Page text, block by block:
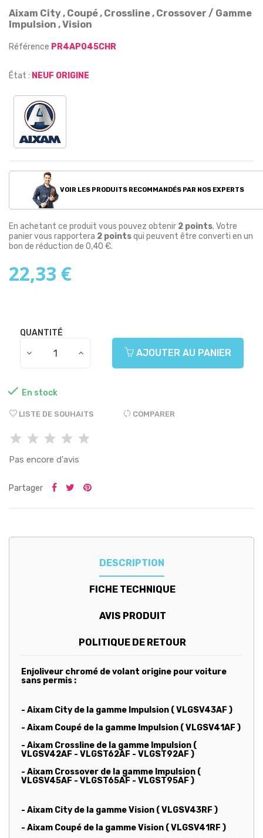
Aixam City , Coupé , Crossline , Crossover / Gamme
Impulsion , Vision
Référence PR4AP045CHR
État : NEUF ORIGINE
VOIR LES PRODUITS RECOMMANDÉS PAR NOS EXPERTS
En achetant ce produit vous pouvez obtenir 2 points. Votre
panier vous rapportera 2 pointsqui peuvent être converti en un
bon de réduction de 0,40 €.
22,33 €
QUANTITÉ
AJOUTER AU PANIER
 En stock
LISTE DE SOUHAITS COMPARER
Pas encore d'avis
Partager
DESCRIPTION
FICHE TECHNIQUE
AVIS PRODUIT
POLITIQUE DE RETOUR
Enjoliveur chromé de volant origine pour voiture
sans permis :
- Aixam City de la gamme Impulsion ( VLGSV43AF )
- Aixam Coupé de la gamme Impulsion ( VLGSV41AF )
- Aixam Crossline de la gamme Impulsion (
VLGSV42AF - VLGST62AF - VLGST92AF )
- Aixam Crossover de la gamme Impulsion (
VLGSV45AF - VLGST65AF - VLGST95AF )
- Aixam City de la gamme Vision ( VLGSV43RF )
- Aixam Coupé de la gamme Vision ( VLGSV41RF )